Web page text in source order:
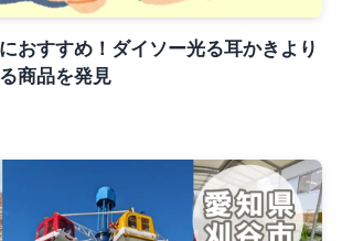
おすすめ！ダイソー光る耳かきより
商品を発見